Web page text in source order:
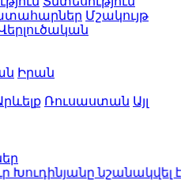
Մշակույթ
Իրան
Ռուսաստան Այլ
նշանակվել է